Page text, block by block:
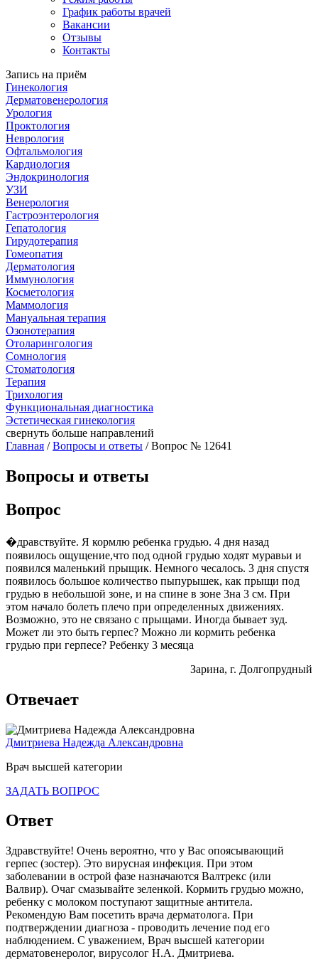
График работы врачей
Вакансии
Отзывы
Контакты
Запись на приём
Гинекология
Дерматовенерология
Урология
Проктология
Неврология
Офтальмология
Кардиология
Эндокринология
УЗИ
Венерология
Гастроэнтерология
Гепатология
Гирудотерапия
Гомеопатия
Дерматология
Иммунология
Косметология
Маммология
Мануальная терапия
Озонотерапия
Отоларингология
Сомнология
Стоматология
Терапия
Трихология
Функциональная диагностика
Эстетическая гинекология
свернуть больше направлений
Главная /Вопросы и ответы / Вопрос № 12641
Вопросы и ответы
Вопрос
�дравствуйте. Я кормлю ребенка грудью. 4 дня назад
появилось ощущение,что под одной грудью ходят муравьи и
появился маленький прыщик. Немного чесалось. 3 дня спустя
появилось большое количество пыпурышек, как прыщи под
грудью в небольшой зоне, и на спине в зоне 3на 3 см. При
этом начало болеть плечо при определенных движениях.
Возможно, это не связано с прыщами. Иногда бывает зуд.
Может ли это быть герпес? Можно ли кормить ребенка
грудью при герпесе? Ребенку 3 месяца
Зарина, г. Долгопрудный
Отвечает
Дмитриева Надежда Александровна
Врач высшей категории
ЗАДАТЬ ВОПРОС
Ответ
Здравствуйте! Очень вероятно, что у Вас опоясывающий
герпес (зостер). Это вирусная инфекция. При этом
заболевании в острой фазе назначаются Валтрекс (или
Валвир). Очаг смазывайте зеленкой. Кормить грудью можно,
ребенку с молоком поступают защитные антитела.
Рекомендую Вам посетить врача дерматолога. При
подтверждении диагноза - проводить лечение под его
наблюдением. С уважением, Врач высшей категории
дерматовенеролог, вирусолог Н.А. Дмитриева.